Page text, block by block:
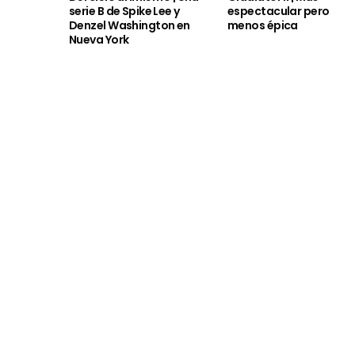
serie B de Spike Lee y
Denzel Washington en
Nueva York
espectacular pero
menos épica